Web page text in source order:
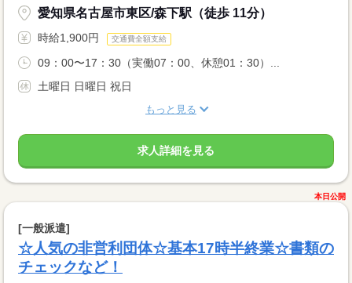
愛知県名古屋市東区/森下駅（徒歩 11分）
時給1,900円 交通費全額支給
09：00〜17：30（実働07：00、休憩01：30）...
土曜日 日曜日 祝日
もっと見る
求人詳細を見る
本日公開
[一般派遣]
☆人気の非営利団体☆基本17時半終業☆書類の
チェックなど！